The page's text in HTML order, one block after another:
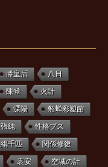
滕皇后 八日
陳登 火計
溧陽 貂蝉彩塑館
張純 性格ブス
絹千匹 関係修復
袁安 空城の計